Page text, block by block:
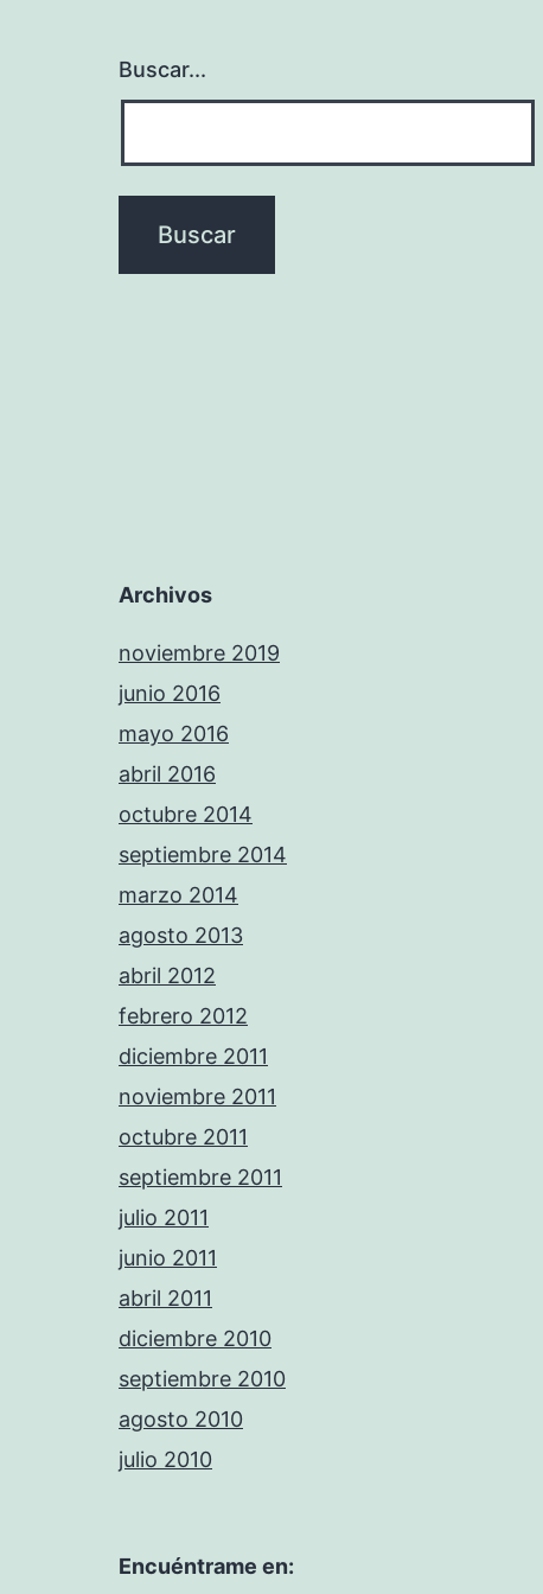
Buscar...
Archivos
noviembre 2019
junio 2016
mayo 2016
abril 2016
octubre 2014
septiembre 2014
marzo 2014
agosto 2013
abril 2012
febrero 2012
diciembre 2011
noviembre 2011
octubre 2011
septiembre 2011
julio 2011
junio 2011
abril 2011
diciembre 2010
septiembre 2010
agosto 2010
julio 2010
Encuéntrame en: